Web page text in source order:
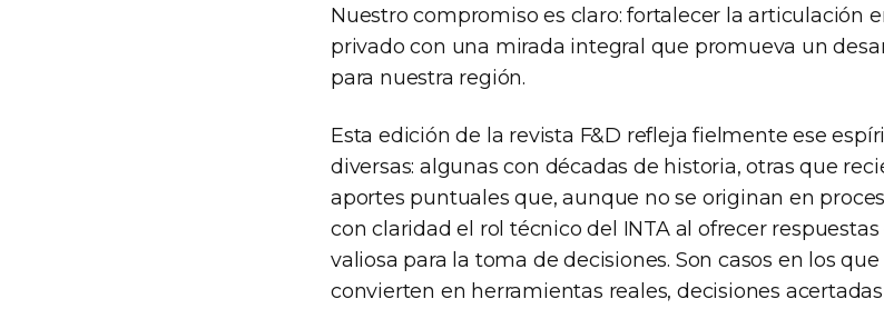
Nuestro compromiso es claro: fortalecer la articulación
privado con una mirada integral que promueva un
para nuestra región.
Esta edición de la revista F&D refleja fielmente ese
diversas: algunas con décadas de historia, otras que
aportes puntuales que, aunque no se originan en
con claridad el rol técnico del INTA al ofrecer
valiosa para la toma de decisiones. Son casos en los
convierten en herramientas reales, decisiones